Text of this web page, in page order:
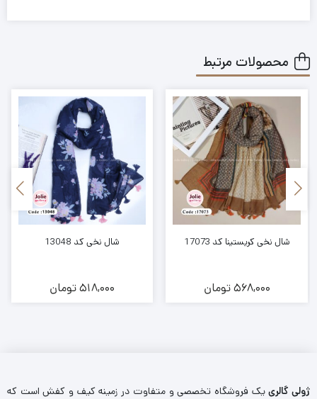
محصولات مرتبط
شال نخی کریستینا کد 17073
568,000تومان
شال نخی کد 13048
518,000تومان
ژولی گالرییک فروشگاه تخصصی و متفاوت در زمینه کیف و کفش است که